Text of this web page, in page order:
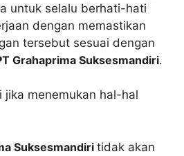
untuk selalu berhati-hati
dengan memastikan
tersebut sesuai dengan
Grahaprima Suksesmandiri.
menemukan hal-hal
Suksesmandiri tidak akan